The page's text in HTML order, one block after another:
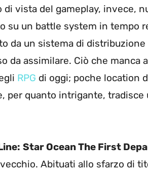
di vista del gameplay, invece,
su un battle system in tempo
da un sistema di
da assimilare. Ciò che manca
RPG di oggi; poche location
per quanto intrigante,
Star Ocean The First
Abituati allo sfarzo di